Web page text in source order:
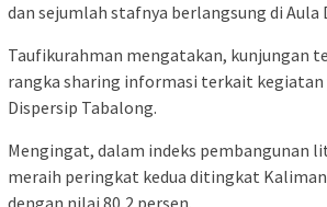
dan sejumlah stafnya berlangsung di Aula
Taufikurahman mengatakan, kunjungan
rangka sharing informasi terkait kegiatan
Dispersip Tabalong.
Mengingat, dalam indeks pembangunan
meraih peringkat kedua ditingkat